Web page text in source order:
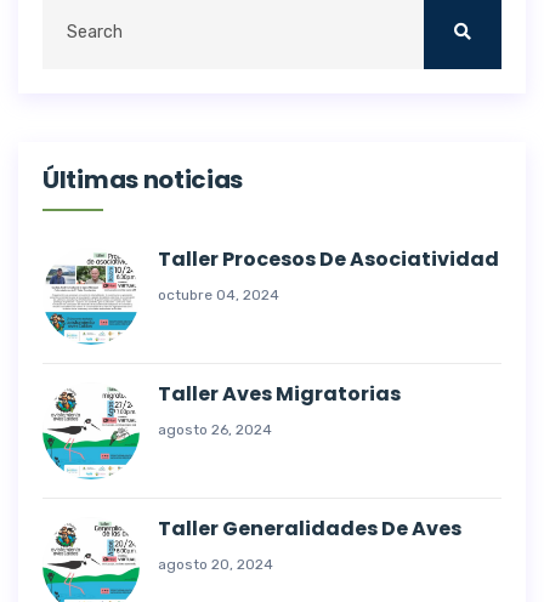
Últimas noticias
Taller Procesos De Asociatividad
octubre 04, 2024
Taller Aves Migratorias
agosto 26, 2024
Taller Generalidades De Aves
agosto 20, 2024